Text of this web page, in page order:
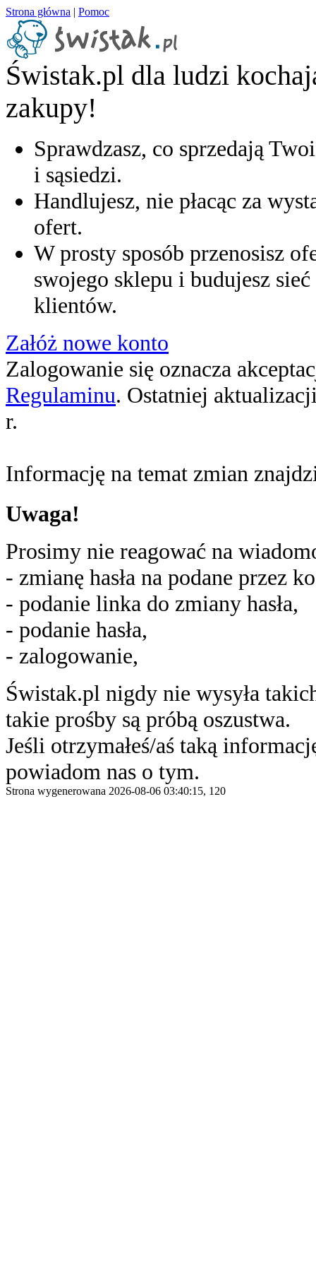
Strona główna | Pomoc
Świstak.pl dla ludzi
zakupy!
Sprawdzasz, co sprzedają
i sąsiedzi.
Handlujesz, nie płacąc za
ofert.
W prosty sposób przenosisz
swojego sklepu i budujesz sieć
klientów.
Załóż nowe konto
Zalogowanie się oznacza
Regulaminu. Ostatniej
r.
Informację na temat zmian
Uwaga!
Prosimy nie reagować na
- zmianę hasła na podane przez
- podanie linka do zmiany hasła,
- podanie hasła,
- zalogowanie,
Świstak.pl nigdy nie wysyła
takie prośby są próbą oszustwa.
Jeśli otrzymałeś/aś taką
powiadom nas o tym.
Strona wygenerowana 2026-08-06 03:40:15, 120